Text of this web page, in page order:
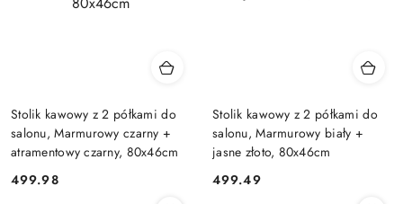
Stolik kawowy z 2 półkami do
salonu, Marmurowy czarny +
atramentowy czarny, 80x46cm
Cena:
499.98
Stolik kawowy z 2 półkami do
salonu, Marmurowy biały +
jasne złoto, 80x46cm
Cena:
499.49